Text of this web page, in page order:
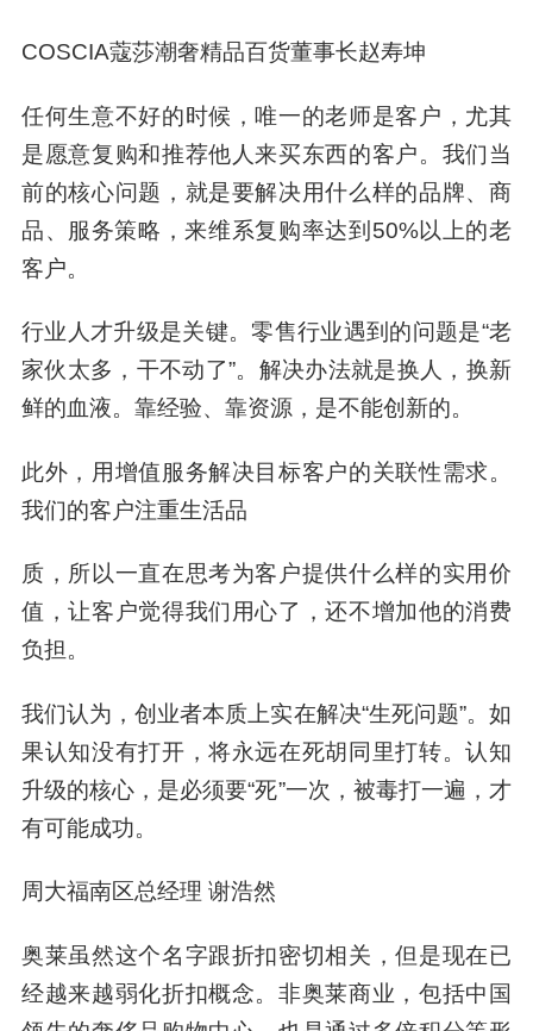
COSCIA蔻莎潮奢精品百货董事长赵寿坤
任何生意不好的时候，唯一的老师是客户，尤其
是愿意复购和推荐他人来买东西的客户。我们当
前的核心问题，就是要解决用什么样的品牌、商
品、服务策略，来维系复购率达到50%以上的老
客户。
行业人才升级是关键。零售行业遇到的问题是“老
家伙太多，干不动了”。解决办法就是换人，换新
鲜的血液。靠经验、靠资源，是不能创新的。
此外，用增值服务解决目标客户的关联性需求。
我们的客户注重生活品
质，所以一直在思考为客户提供什么样的实用价
值，让客户觉得我们用心了，还不增加他的消费
负担。
我们认为，创业者本质上实在解决“生死问题”。如
果认知没有打开，将永远在死胡同里打转。认知
升级的核心，是必须要“死”一次，被毒打一遍，才
有可能成功。
周大福南区总经理 谢浩然
奥莱虽然这个名字跟折扣密切相关，但是现在已
经越来越弱化折扣概念。非奥莱商业，包括中国